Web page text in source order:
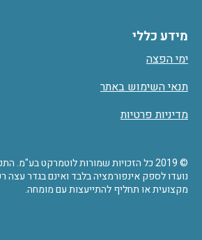
מידע כללי
ימי הפצה
תנאי השימוש באתר
מדיניות פרטיות
© 2019 כל הזכויות שמורות לוטמרקט בע"מ.
נועדו לספק אינפורמציה בלבד ואינם בגדר עצה
מקצועית או תחליף להתייעצות עם מומחה.